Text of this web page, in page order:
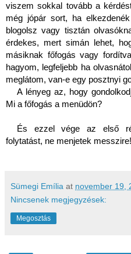
viszem sokkal tovább a
még jópár sort, ha
blogolsz vagy tisztán
érdekes, mert simán lehet,
másiknak főfogás vagy
hagyom, legfeljebb ha
meglátom, van-e egy posztnyi
A lényeg az, hogy
Mi a főfogás a menüdön?
És ezzel vége az első
folytatást, ne menjetek
Sümegi Emília at november 19,
Nincsenek megjegyzések:
Megosztás